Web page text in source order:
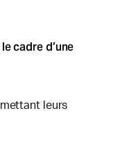
cadre d’une
leurs